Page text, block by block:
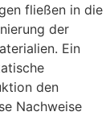
fließen in die
der
Ein
den
Nachweise